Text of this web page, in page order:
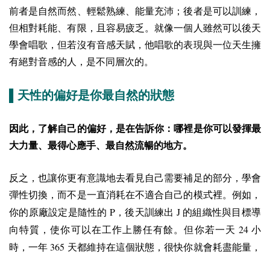
前者是自然而然、輕鬆熟練、能量充沛；後者是可以訓練，
但相對耗能、有限，且容易疲乏。就像一個人雖然可以後天
學會唱歌，但若沒有音感天賦，他唱歌的表現與一位天生擁
有絕對音感的人，是不同層次的。
天性的偏好是你最自然的狀態
因此，了解自己的偏好，是在告訴你：哪裡是你可以發揮最
大力量、最得心應手、最自然流暢的地方。
反之，也讓你更有意識地去看見自己需要補足的部分，學會
彈性切換，而不是一直消耗在不適合自己的模式裡。例如，
你的原廠設定是隨性的 P，後天訓練出 J的組織性與目標導
向特質，使你可以在工作上勝任有餘。但你若一天 24小
時，一年 365 天都維持在這個狀態，很快你就會耗盡能量，